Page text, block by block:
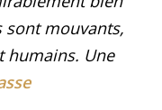
sont mouvants,
humains. Une